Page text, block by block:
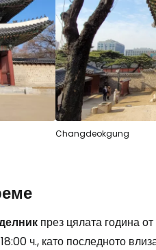
Changdeokgung
през цялата година
ч., като последното
в Cestee
Продължете с